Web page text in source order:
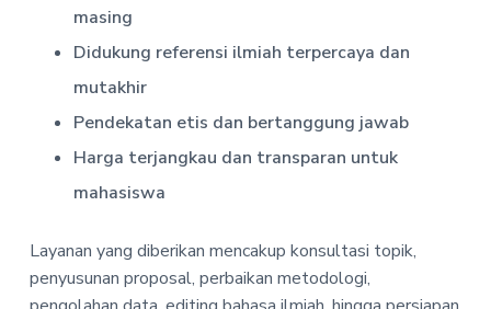
masing
Didukung referensi ilmiah terpercaya dan
mutakhir
Pendekatan etis dan bertanggung jawab
Harga terjangkau dan transparan untuk
mahasiswa
Layanan yang diberikan mencakup konsultasi topik,
penyusunan proposal, perbaikan metodologi,